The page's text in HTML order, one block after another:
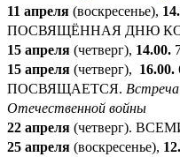
11 апреля (воскресенье),
ПОСВЯЩЁННАЯ ДНЮ
15 апреля (четверг), 14.00.
15 апреля (четверг), 16.00.
ПОСВЯЩАЕТСЯ.
Отечественной войны
22 апреля (четверг).
25 апреля (воскресенье),